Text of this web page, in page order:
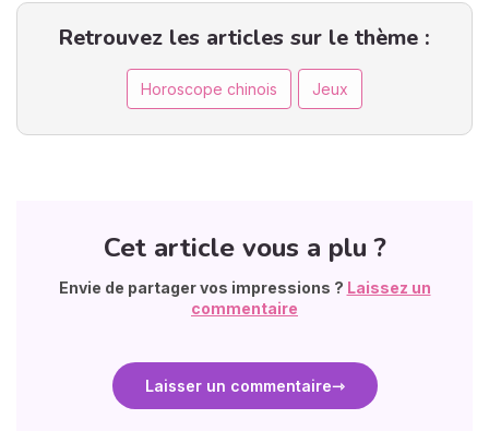
Retrouvez les articles sur le thème :
Horoscope chinois Jeux
Cet article vous a plu ?
Envie de partager vos impressions ? Laissez un
commentaire
Laisser un commentaire